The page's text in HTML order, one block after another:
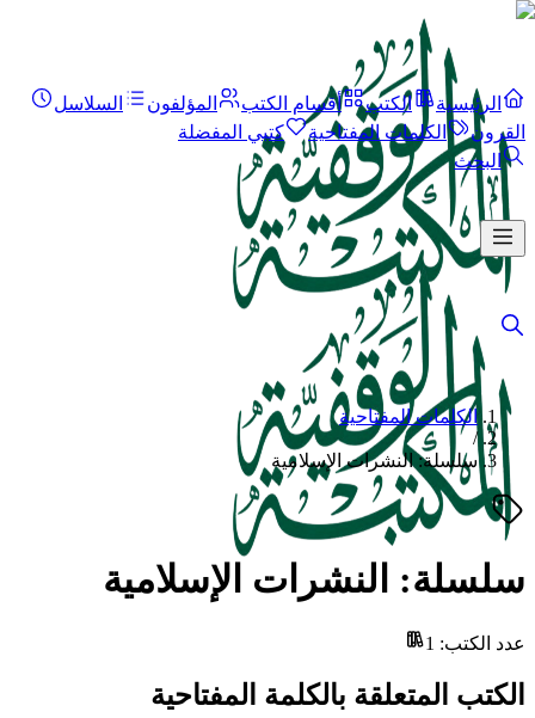
الرئيسية الكتب أقسام الكتب المؤلفون
السلاسل
القرون
الكلمات المفتاحية
كتبي المفضلة
البحث
الكلمات المفتاحية
/
سلسلة: النشرات الإسلامية
سلسلة: النشرات الإسلامية
عدد الكتب:
1
الكتب المتعلقة بالكلمة المفتاحية